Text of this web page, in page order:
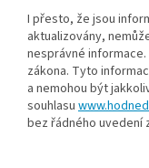
I přesto, že jsou
aktualizovány,
nesprávné informace.
zákona. Tyto
a nemohou být
souhlasu
bez řádného uvedení